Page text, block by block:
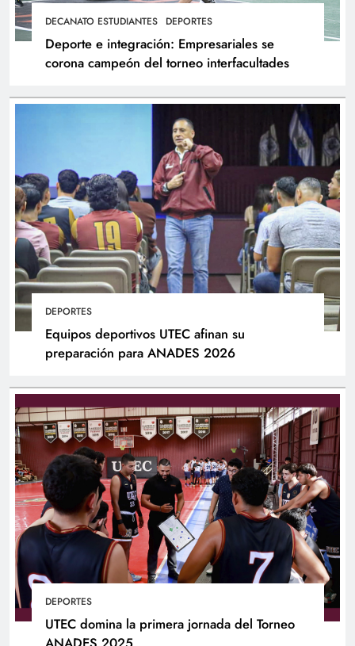
DECANATO ESTUDIANTES DEPORTES
Deporte e integración: Empresariales se
corona campeón del torneo interfacultades
DEPORTES
Equipos deportivos UTEC afinan su
preparación para ANADES 2026
DEPORTES
UTEC domina la primera jornada del Torneo